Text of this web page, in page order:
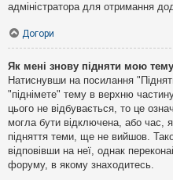
адміністратора для отримання
Догори
Як мені знову підняти мою
Натиснувши на посилання
"піднімете" тему в верхню
цього не відбувається, то це
могла бути відключена, або час,
підняття теми, ще не вийшов.
відповівши на неї, однак
форуму, в якому знаходитесь.